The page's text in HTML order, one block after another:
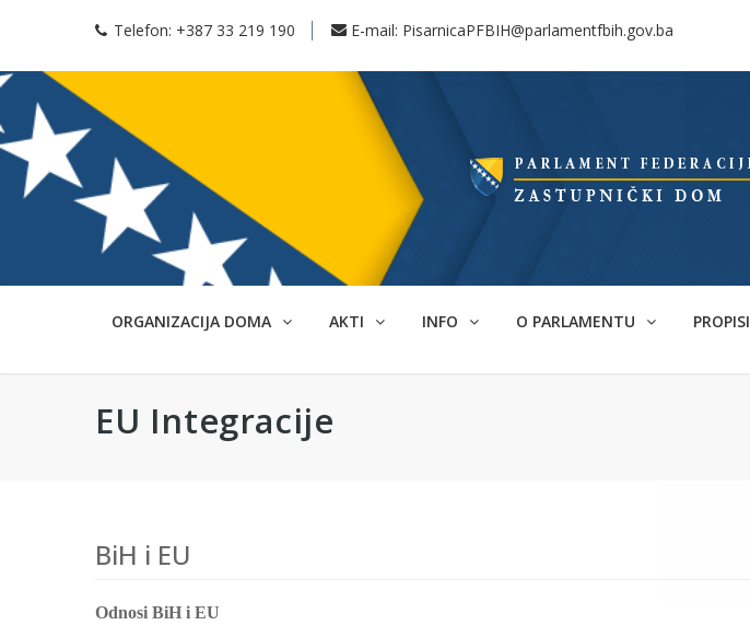
Telefon: +387 33 219 190 E-mail: PisarnicaPFBIH@parlamentfbih.gov.ba
ORGANIZACIJA DOMA AKTI INFO O PARLAMENTU PROPISI
EU Integracije
BiH i EU
Odnosi BiH i EU